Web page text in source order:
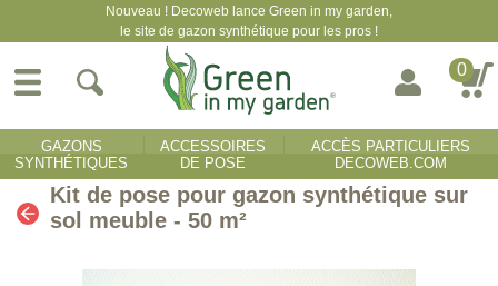
Kit de pose pour gazon synthétique sur
sol meuble - 50 m²
Nouveau ! Decoweb lance Green in my garden,
le site de gazon synthétique pour les pros !
0
GAZONS
SYNTHÉTIQUES
ACCESSOIRES
DE POSE
ACCÈS PARTICULIERS
DECOWEB.COM